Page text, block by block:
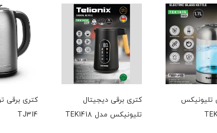
تلیونیکس
کتری برقی دیجیتال
تلیونیکس مدل TEK1418
کتری برقی
TJ314